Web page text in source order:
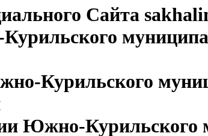
Сайта
Курильского
Южно-Курильского